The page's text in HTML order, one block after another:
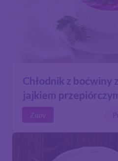
Chłodnik z boćwiny
jajkiem
Zupy